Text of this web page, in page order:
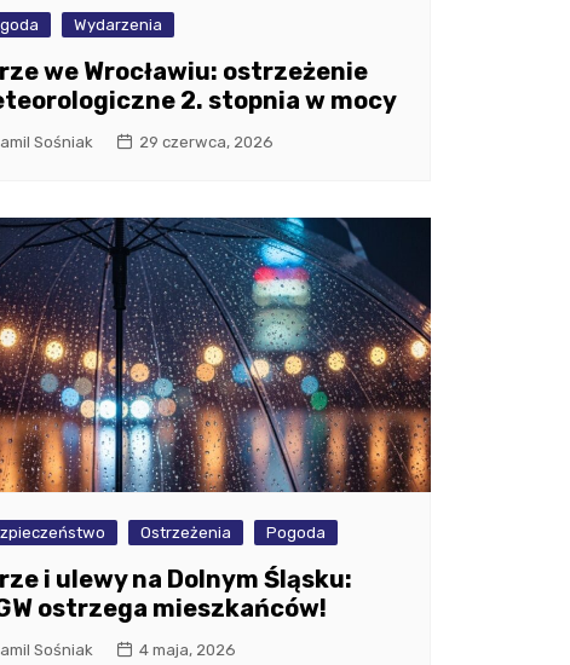
Wydarzenia
we Wrocławiu: ostrzeżenie
2. stopnia w mocy
Sośniak 29 czerwca, 2026
Ostrzeżenia Pogoda
i ulewy na Dolnym Śląsku:
ostrzega mieszkańców!
Sośniak 4 maja, 2026